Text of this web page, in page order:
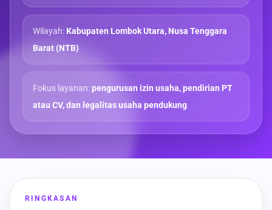
Wilayah: Kabupaten Lombok Utara, Nusa Tenggara
Barat (NTB)
Fokus layanan:pengurusan izin usaha, pendirian PT
atau CV, dan legalitas usaha pendukung
RINGKASAN